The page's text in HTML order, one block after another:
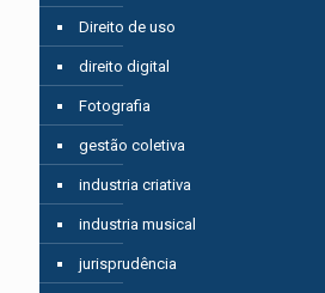
Direito de uso
direito digital
Fotografia
gestão coletiva
industria criativa
industria musical
jurisprudência